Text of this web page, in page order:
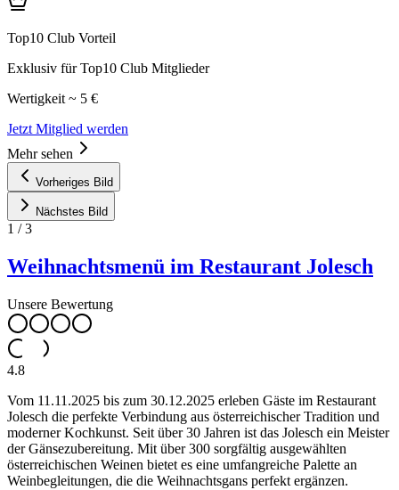
Top10 Club Vorteil
Exklusiv für Top10 Club Mitglieder
Wertigkeit ~ 5 €
Jetzt Mitglied werden
Mehr sehen
Vorheriges Bild
Nächstes Bild
1 /3
Weihnachtsmenü im Restaurant Jolesch
Unsere Bewertung
4.8
Vom 11.11.2025 bis zum 30.12.2025 erleben Gäste im Restaurant
Jolesch die perfekte Verbindung aus österreichischer Tradition und
moderner Kochkunst. Seit über 30 Jahren ist das Jolesch ein Meister
der Gänsezubereitung. Mit über 300 sorgfältig ausgewählten
österreichischen Weinen bietet es eine umfangreiche Palette an
Weinbegleitungen, die die Weihnachtsgans perfekt ergänzen.